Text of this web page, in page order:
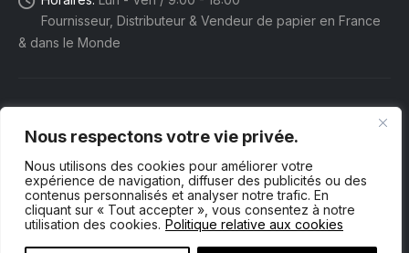
Nous respectons votre vie privée.
Nous utilisons des cookies pour améliorer votre
expérience de navigation, diffuser des publicités ou des
contenus personnalisés et analyser notre trafic. En
cliquant sur « Tout accepter », vous consentez à notre
utilisation des cookies. Politique relative aux cookies
Fournisseur, Distributeur & Vendeur de papier en France
& dans le Monde
Procop eShop. © 2025 Tous droits réservés.